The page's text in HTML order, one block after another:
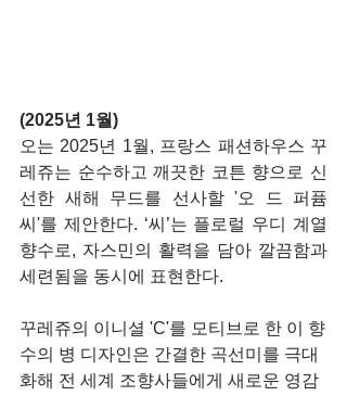
(2025년 1월)
오는 2025년 1월, 프랑스 패션하우스 꾸
레쥬는 순수하고 깨끗한 코튼 향으로 신
선한 새해 무드를 선사할 '오 드 퍼퓸
씨'를 제안한다. ‘씨’는 플로럴 우디 계열
향수로, 자스민의 활력을 담아 깔끔함과
세련됨을 동시에 표현한다.
꾸레쥬의 이니셜 'C'를 모티브로 한 이 향
수의 병 디자인은 간결한 곡선미를 극대
화해 전 세계 조향사들에게 새로운 영감